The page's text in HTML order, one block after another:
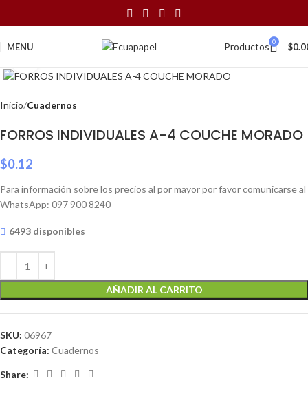
MENU Productos 0 $
Inicio Cuadernos
FORROS INDIVIDUALES A-4 COUCHE MORADO
$0.12
Para información sobre los precios al por mayor por favor comunicarse al
WhatsApp: 097 900 8240
6493 disponibles
AÑADIR AL CARRITO
SKU: 06967
Categoría: Cuadernos
Share: